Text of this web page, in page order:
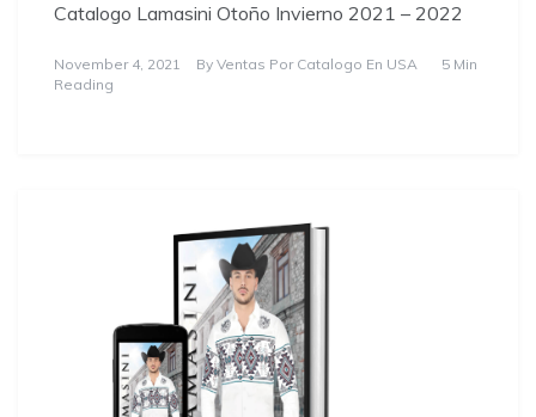
Catalogo Lamasini Otoño Invierno 2021 – 2022
November 4, 2021 By Ventas Por Catalogo En USA
5 Min
Reading